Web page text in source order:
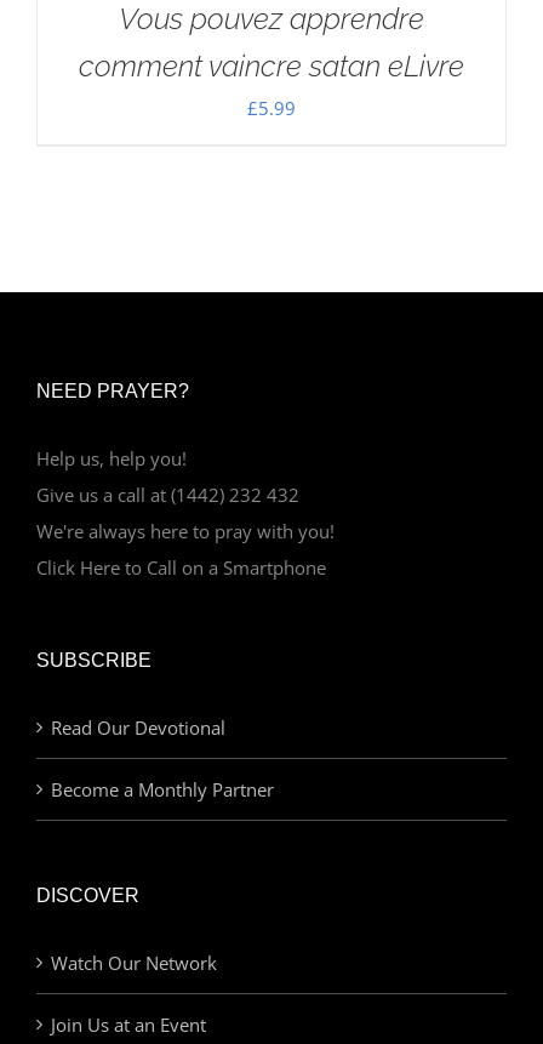
Vous pouvez apprendre
comment vaincre satan eLivre
£5.99
NEED PRAYER?
Help us, help you!
Give us a call at (1442) 232 432
We're always here to pray with you!
Click Here to Call on a Smartphone
SUBSCRIBE
Read Our Devotional
Become a Monthly Partner
DISCOVER
Watch Our Network
Join Us at an Event